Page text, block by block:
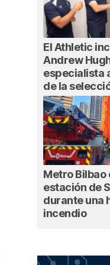
El Athletic
Andrew
especialista
de la
Metro Bilbao
estación de
durante una
incendio